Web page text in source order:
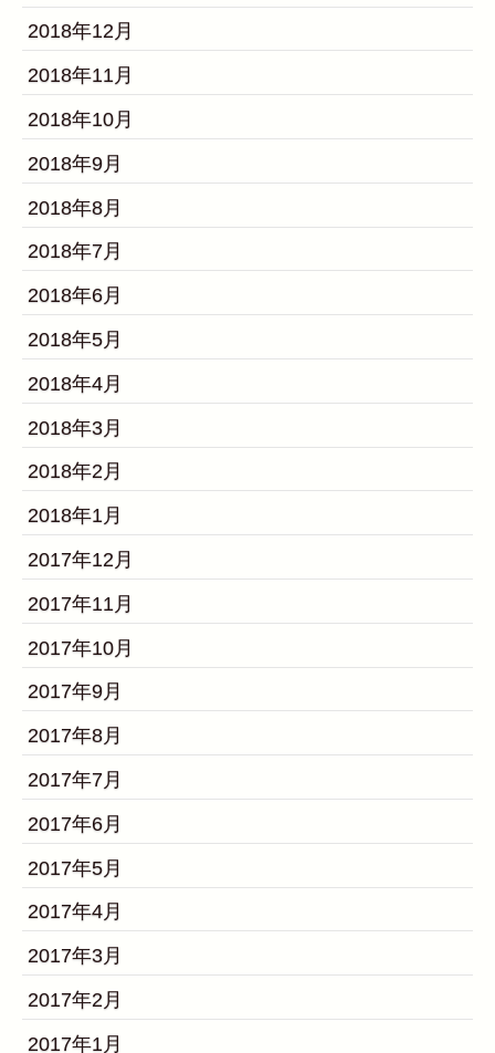
2018年12月
2018年11月
2018年10月
2018年9月
2018年8月
2018年7月
2018年6月
2018年5月
2018年4月
2018年3月
2018年2月
2018年1月
2017年12月
2017年11月
2017年10月
2017年9月
2017年8月
2017年7月
2017年6月
2017年5月
2017年4月
2017年3月
2017年2月
2017年1月